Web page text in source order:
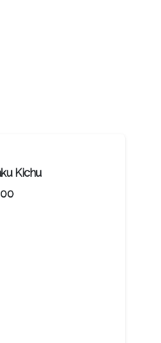
Kichu